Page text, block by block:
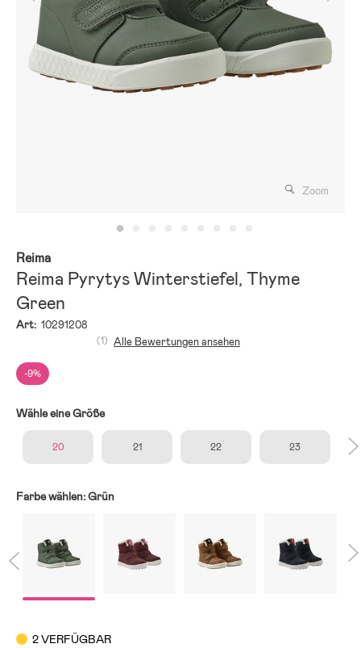
Zoom
Reima
Reima Pyrytys Winterstiefel, Thyme
Green
Art: 10291208
-9%
(1) Alle Bewertungen ansehen
Wähle eine Größe
20 21 22 23
Farbe wählen:Grün
2 VERFÜGBAR